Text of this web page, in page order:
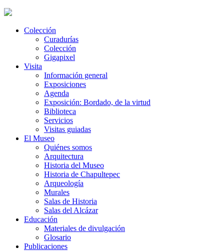
Colección
Curadurías
Colección
Gigapixel
Visita
Información general
Exposiciones
Agenda
Exposición: Bordado, de la virtud
Biblioteca
Servicios
Visitas guiadas
El Museo
Quiénes somos
Arquitectura
Historia del Museo
Historia de Chapultepec
Arqueología
Murales
Salas de Historia
Salas del Alcázar
Educación
Materiales de divulgación
Glosario
Publicaciones